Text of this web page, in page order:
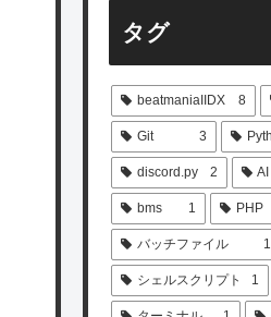
タグ
beatmaniaIIDX 8
Git 3
discord.py 2 AI
bms 1 PHP
バッチファイル 1
シェルスクリプト 1